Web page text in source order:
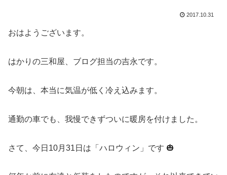
2017.10.31
おはようございます。
はかりの三和屋、ブログ担当の吉永です。
今朝は、本当に気温が低く冷え込みます。
通勤の車でも、我慢できずついに暖房を付けました。
さて、今日10月31日は「ハロウィン」です 🎃